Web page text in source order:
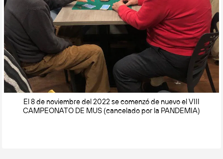
El 8 de noviembre del 2022 se comenzó de nuevo el VIII
CAMPEONATO DE MUS (cancelado por la PANDEMIA)